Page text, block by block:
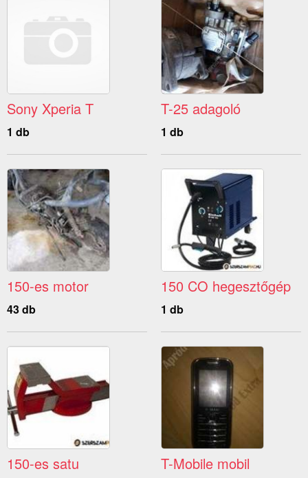
Sony Xperia T
1 db
T-25 adagoló
1 db
150-es motor
43 db
150 CO hegesztőgép
1 db
150-es satu T-Mobile mobil